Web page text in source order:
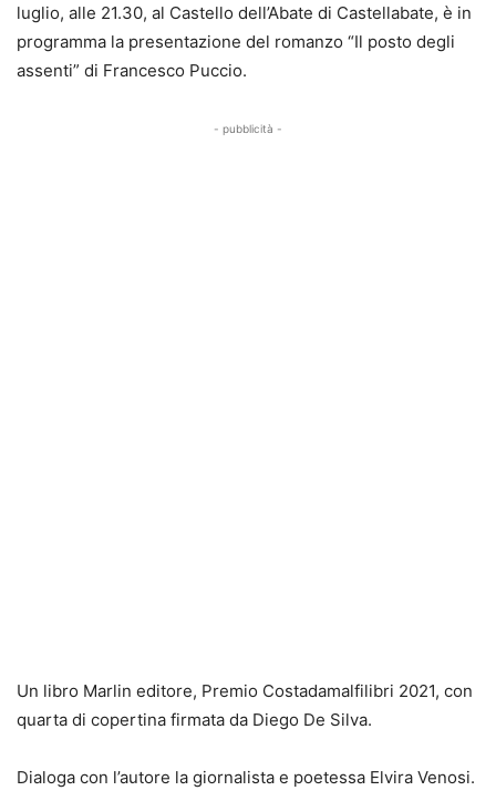
luglio, alle 21.30, al Castello dell’Abate di Castellabate, è in
programma la presentazione del romanzo “Il posto degli
assenti” di Francesco Puccio.
- pubblicità -
Un libro Marlin editore, Premio Costadamalfilibri 2021, con
quarta di copertina firmata da Diego De Silva.
Dialoga con l’autore la giornalista e poetessa Elvira Venosi.